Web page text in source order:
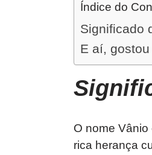
Índice do
Significado
E aí,
O nome
rica herança